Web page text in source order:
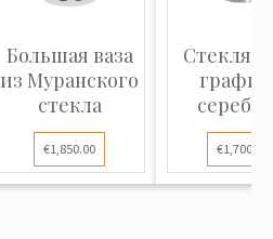
Большая ваза
из Муранского
стекла
€1,850.00 €1,700.00